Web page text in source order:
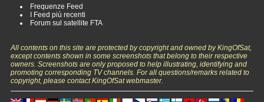
Frequenze Feed
I Feed più recenti
Forum sul satellite FTA
All contents on this site are protected by copyright and owned by KingOfSat,
except contents shown in some screenshots that belong to their respective
owners. Screenshots are only proposed to help illustrating, identifying and
promoting corresponding TV channels. For all questions/remarks related to
copyright, please contact KingOfSat webmaster.